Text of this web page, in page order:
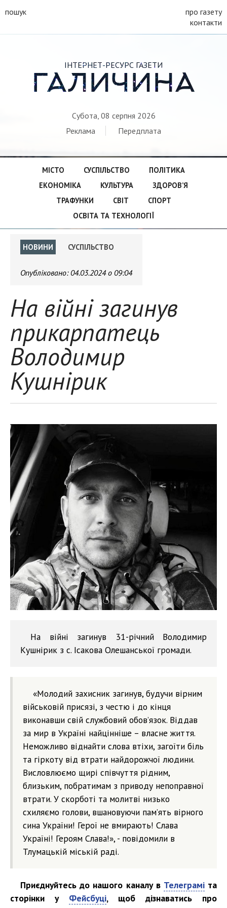
пошук
про газету
контакти
ІНТЕРНЕТ-РЕСУРС ГАЗЕТИ
ГАЛИЧИНА
Субота, 08 серпня 2026
Реклама
Передплата
МІСТО СУСПІЛЬСТВО
ПОЛІТИКА
ЕКОНОМІКА
КУЛЬТУРА
ЗДОРОВ’Я
ТРАФУНКИ
СВІТ
СПОРТ
ОСВІТА ТА ТЕХНОЛОГІЇ
НОВИНИ СУСПІЛЬСТВО
Опубліковано: 04.03.2024 о 09:04
На війні загинув
прикарпатець
Володимир
Кушнірик
На війні загинув 31-річний Володимир
Кушнірик з с. Ісакова Олешанської громади.
«Молодий захисник загинув, будучи вірним
військовій присязі, з честю і до кінця
виконавши свій службовий обов’язок. Віддав
за мир в Україні найцінніше – власне життя.
Неможливо віднайти слова втіхи, загоїти біль
та гіркоту від втрати найдорожчої людини.
Висловлюємо щирі співчуття рідним,
близьким, побратимам з приводу непоправної
втрати. У скорботі та молитві низько
схиляємо голови, вшановуючи пам’ять вірного
сина України! Герої не вмирають! Слава
Україні! Героям Слава!», - повідомили в
Тлумацькій міській раді.
Приєднуйтесь до нашого каналу в Телеграміта
сторінки у Фейсбуці, щоб дізнаватись про